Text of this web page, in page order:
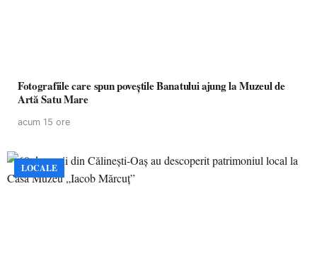
Fotografiile care spun poveștile Banatului ajung la Muzeul de
Artă Satu Mare
acum 15 ore
LOCALE